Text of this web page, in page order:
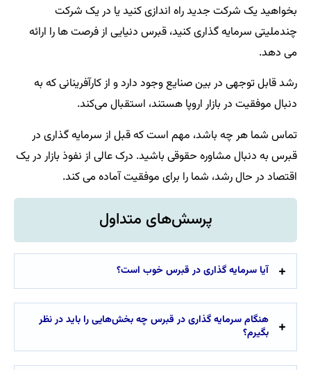
بخواهید یک شرکت جدید راه اندازی کنید یا در یک شرکت
چندملیتی سرمایه گذاری کنید، قبرس دنیایی از فرصت ها را ارائه
می دهد.
رشد قابل توجهی در بین صنایع وجود دارد و از کارآفرینانی که به
دنبال موفقیت در بازار اروپا هستند، استقبال می‌کند.
تماس شما هر چه باشد، مهم است که قبل از سرمایه گذاری در
قبرس به دنبال مشاوره حقوقی باشید. درک عالی از نفوذ بازار در یک
اقتصاد در حال رشد، شما را برای موفقیت آماده می کند.
پرسش‌های متداول
آیا سرمایه گذاری در قبرس خوب است؟
هنگام سرمایه گذاری در قبرس چه بخش‌هایی را باید در نظر
بگیرم؟